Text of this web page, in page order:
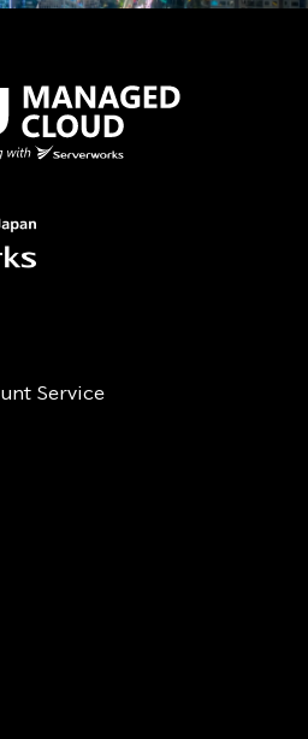
Service